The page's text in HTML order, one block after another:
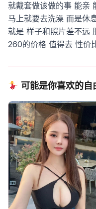
就戴套做该做的事 能亲
马上就要去洗澡 而是休
就是 样子和照片差不远
260的价格 值得去 性价
可能是你喜欢的自